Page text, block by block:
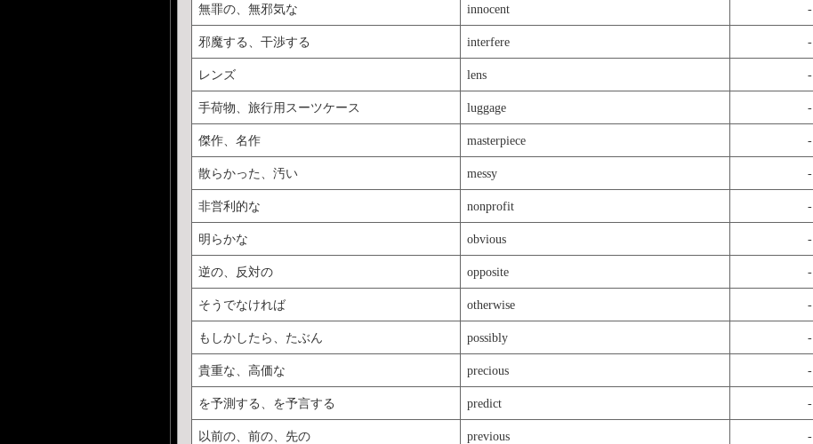
無罪の、無邪気な innocent -
邪魔する、干渉する interfere -
レンズ lens -
手荷物、旅行用スーツケース luggage -
傑作、名作 masterpiece -
散らかった、汚い messy -
非営利的な nonprofit -
明らかな obvious -
逆の、反対の opposite -
そうでなければ otherwise -
もしかしたら、たぶん possibly -
貴重な、高価な precious -
を予測する、を予言する predict -
以前の、前の、先の previous -